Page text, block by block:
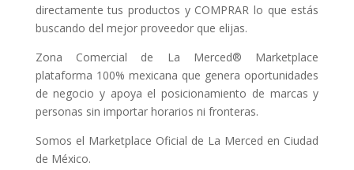
directamente tus productos y COMPRAR lo que estás
buscando del mejor proveedor que elijas.
Zona Comercial de La Merced® Marketplace
plataforma 100% mexicana que genera oportunidades
de negocio y apoya el posicionamiento de marcas y
personas sin importar horarios ni fronteras.
Somos el Marketplace Oficial de La Merced en Ciudad
de México.